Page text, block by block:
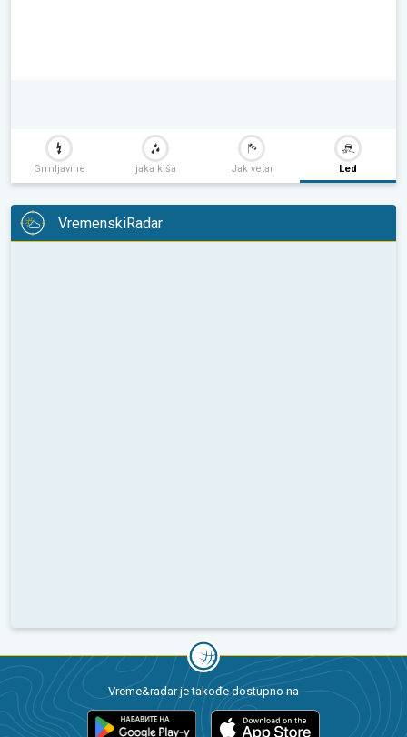
Grmljavine jaka kiša Jak vetar Led
VremenskiRadar
Vreme&radar je takođe dostupno na